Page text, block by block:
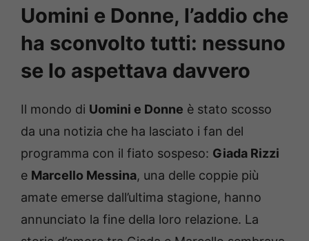
Uomini e Donne, l’addio che
ha sconvolto tutti: nessuno
se lo aspettava davvero
Il mondo di Uomini e Donne è stato scosso
da una notizia che ha lasciato i fan del
programma con il fiato sospeso: Giada Rizzi
e Marcello Messina, una delle coppie più
amate emerse dall’ultima stagione, hanno
annunciato la fine della loro relazione. La